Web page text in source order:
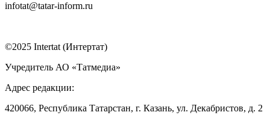
infotat@tatar-inform.ru
©2025 Intertat (Интертат)
Учредитель АО «Татмедиа»
Адрес редакции:
420066, Республика Татарстан, г. Казань, ул. Декабристов, д. 2